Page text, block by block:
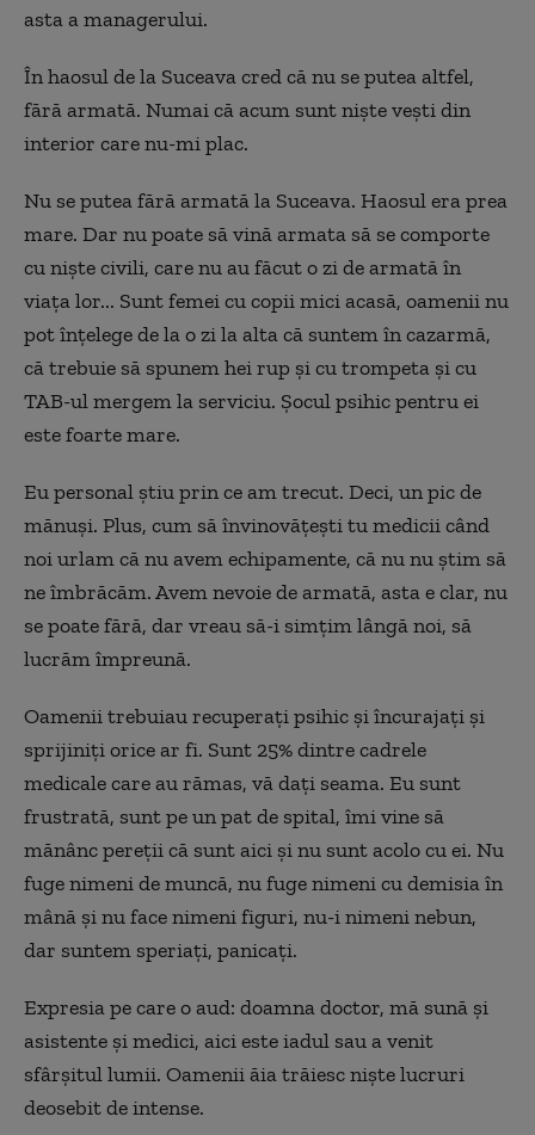
asta a managerului.
În haosul de la Suceava cred că nu se putea altfel,
fără armată. Numai că acum sunt nişte veşti din
interior care nu-mi plac.
Nu se putea fără armată la Suceava. Haosul era prea
mare. Dar nu poate să vină armata să se comporte
cu nişte civili, care nu au făcut o zi de armată în
viaţa lor... Sunt femei cu copii mici acasă, oamenii nu
pot înţelege de la o zi la alta că suntem în cazarmă,
că trebuie să spunem hei rup şi cu trompeta şi cu
TAB-ul mergem la serviciu. Şocul psihic pentru ei
este foarte mare.
Eu personal ştiu prin ce am trecut. Deci, un pic de
mănuşi. Plus, cum să învinovăţeşti tu medicii când
noi urlam că nu avem echipamente, că nu nu ştim să
ne îmbrăcăm. Avem nevoie de armată, asta e clar, nu
se poate fără, dar vreau să-i simţim lângă noi, să
lucrăm împreună.
Oamenii trebuiau recuperaţi psihic şi încurajaţi şi
sprijiniţi orice ar fi. Sunt 25% dintre cadrele
medicale care au rămas, vă daţi seama. Eu sunt
frustrată, sunt pe un pat de spital, îmi vine să
mănânc pereţii că sunt aici şi nu sunt acolo cu ei. Nu
fuge nimeni de muncă, nu fuge nimeni cu demisia în
mână şi nu face nimeni figuri, nu-i nimeni nebun,
dar suntem speriaţi, panicaţi.
Expresia pe care o aud: doamna doctor, mă sună şi
asistente şi medici, aici este iadul sau a venit
sfârşitul lumii. Oamenii ăia trăiesc nişte lucruri
deosebit de intense.